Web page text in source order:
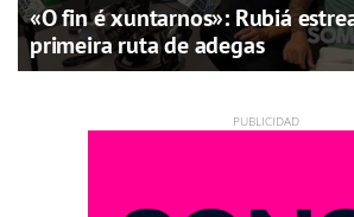
«O fin é xuntarnos»: Rubiá
primeira ruta de adegas